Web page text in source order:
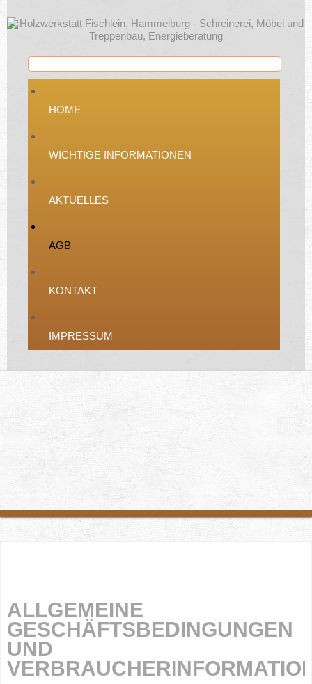
HOME
WICHTIGE INFORMATIONEN
AKTUELLES
AGB
KONTAKT
IMPRESSUM
ALLGEMEINE
GESCHÄFTSBEDINGUNGEN
UND